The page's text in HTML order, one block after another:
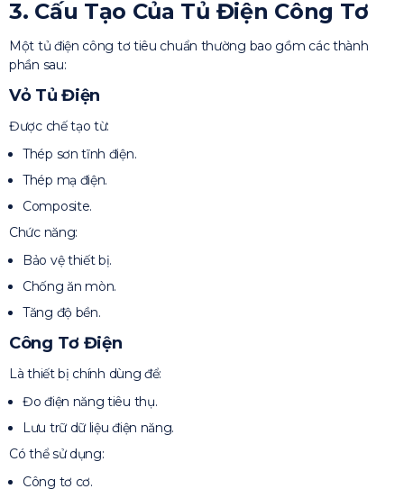
3. Cấu Tạo Của Tủ Điện Công Tơ
Một tủ điện công tơ tiêu chuẩn thường bao gồm các thành
phần sau:
Vỏ Tủ Điện
Được chế tạo từ:
Thép sơn tĩnh điện.
Thép mạ điện.
Composite.
Chức năng:
Bảo vệ thiết bị.
Chống ăn mòn.
Tăng độ bền.
Công Tơ Điện
Là thiết bị chính dùng để:
Đo điện năng tiêu thụ.
Lưu trữ dữ liệu điện năng.
Có thể sử dụng:
Công tơ cơ.